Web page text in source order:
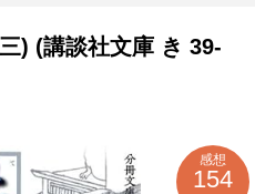
) (講談社文庫 き 39-
感想
154